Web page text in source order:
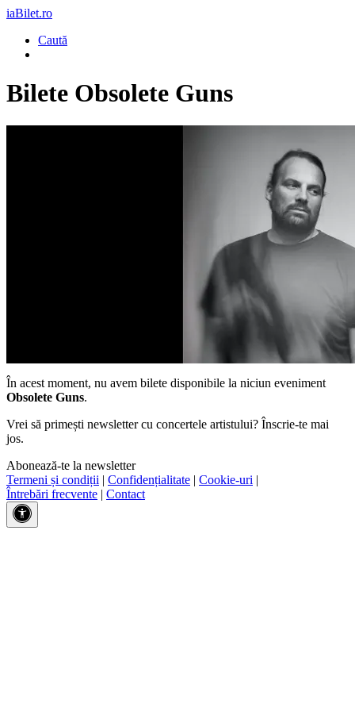
iaBilet.ro
Caută
Bilete Obsolete Guns
În acest moment, nu avem bilete disponibile la niciun eveniment
Obsolete Guns.
Vrei să primești newsletter cu concertele artistului? Înscrie-te mai
jos.
Abonează-te la newsletter
Termeni și condiții | Confidențialitate | Cookie-uri |
Întrebări frecvente | Contact